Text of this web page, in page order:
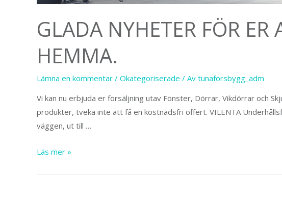
GLADA NYHETER FÖR
HEMMA.
Lämna en kommentar / Okategoriserade / Av tunaforsbygg_adm
Vi kan nu erbjuda er försäljning utav Fönster, Dörrar, Vikdörrar och
produkter, tveka inte att få en kostnadsfri offert. VILENTA
väggen, ut till …
Glada
Läs mer »